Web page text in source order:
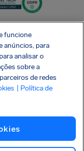
funcione
anúncios, para
analisar o
sobre a
de redes
| Política de